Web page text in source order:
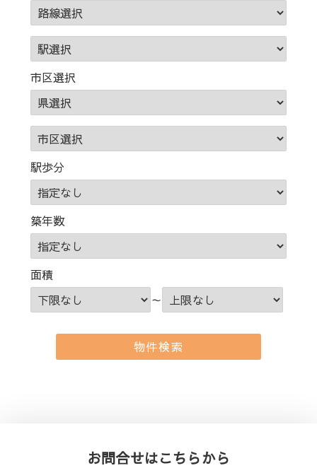
市区選択
駅歩分
築年数
面積
～
お問合せはこちらから